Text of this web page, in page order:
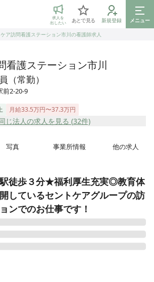
転職マッチング
求人を
出したい
あとで見る 新規登録
メニュー
ア訪問看護ステーション市川の看護師求人
看護ステーション市川
（常勤）
前2-20-9
月給33.5万円〜37.3万円
じ法人の求人を見る (32件)
写真 事業所情報 他の求人
駅徒歩３分★福利厚生充実◎教育体
しているセントケアグループの訪
ンでのお仕事です！
いとし「ずっとお家で」を支えます。